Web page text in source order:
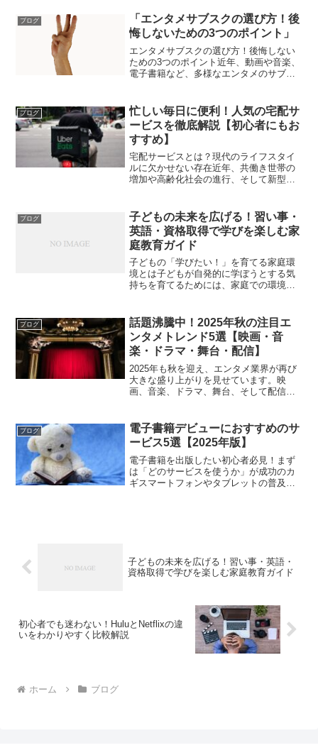
よく利用している電子書籍サービスの一
つで、特に気に入って...
ブログ
「エンタメサブスクの選び方！後
悔しないための3つのポイント」
エンタメサブスクの選び方！後悔しない
ための3つのポイント近年、動画や音楽、
電子書籍など、多様なエンタメのサブス
アニメ、音楽、マンガなどを定額で楽し
める手軽さから、多くの人...
ブログ
忙しい毎日に便利！人気の宅配サ
ービスを徹底解説【初心者にもお
すすめ】
宅配サービスとは？現代のライフスタイ
ルに欠かせない存在近年、共働き世帯の
増加や高齢化社会の進行、そして新型コ
激に高まっています。食料品から日用
品、家電製品、衣類、さらに...
ブログ
子どもの未来を広げる！習い事・
英語・資格取得で学びを楽しむ家
庭教育ガイド
子どもの「学びたい！」を育てる家庭環
境とは子どもが自発的に学ぼうとする気
持ちを育てるためには、家庭での環境づ
知りたい！」という好奇心を引き出す工
夫が、長期的な学習意欲を...
ブログ
話題沸騰中！2025年秋の注目エ
ンタメトレンド5選【映画・音
楽・ドラマ・舞台・配信】
2025年も秋を迎え、エンタメ業界が再び
大きな盛り上がりを見せています。映
画、音楽、ドラマ、舞台、そして配信サ
や注目の作品、そして今後の動向につい
て、ジャンルごとに詳し...
ブログ
電子書籍デビューにおすすめのサ
ービス5選【2025年版】
電子書籍を出版したい初心者必見！まず
は「どのサービスを使うか」が成功のカ
ギスマートフォンやタブレットの普及に
子どもの未来を広げる！習い事・英語・
資格取得で学びを楽しむ家庭教育ガイド
初心者でも迷わない！HuluとNetflixの違
いをわかりやすく比較解説
ホーム ブログ